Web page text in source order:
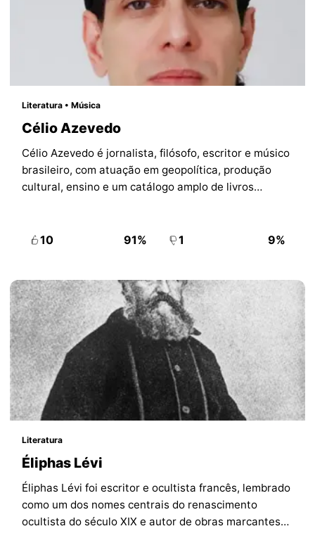
Literatura • Música
Célio Azevedo
Célio Azevedo é jornalista, filósofo, escritor e músico
brasileiro, com atuação em geopolítica, produção
cultural, ensino e um catálogo amplo de livros
10 91% 1 9%
Literatura
Éliphas Lévi
Éliphas Lévi foi escritor e ocultista francês, lembrado
como um dos nomes centrais do renascimento
ocultista do século XIX e autor de obras marcantes